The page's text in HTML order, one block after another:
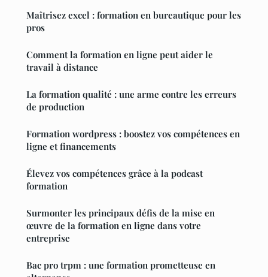
Maîtrisez excel : formation en bureautique pour les
pros
Comment la formation en ligne peut aider le
travail à distance
La formation qualité : une arme contre les erreurs
de production
Formation wordpress : boostez vos compétences en
ligne et financements
Élevez vos compétences grâce à la podcast
formation
Surmonter les principaux défis de la mise en
œuvre de la formation en ligne dans votre
entreprise
Bac pro trpm : une formation prometteuse en